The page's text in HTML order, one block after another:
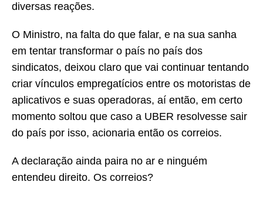
diversas reações.
O Ministro, na falta do que falar, e na sua sanha
em tentar transformar o país no país dos
sindicatos, deixou claro que vai continuar tentando
criar vínculos empregatícios entre os motoristas de
aplicativos e suas operadoras, aí então, em certo
momento soltou que caso a UBER resolvesse sair
do país por isso, acionaria então os correios.
A declaração ainda paira no ar e ninguém
entendeu direito. Os correios?